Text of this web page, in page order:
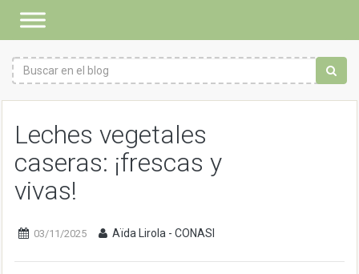
Leches vegetales
caseras: ¡frescas y
vivas!
03/11/2025 Aïda Lirola - CONASI